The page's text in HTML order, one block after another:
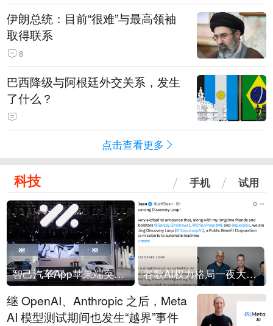
伊朗总统：目前“很难”与最高领袖
取得联系
8
巴西降级与阿根廷外交关系，发生
了什么？
点击查看更多
科技 手机 试用
智己汽车App苹果端突然“下架” 谷歌AI权力格局一夜大洗牌
继 OpenAI、Anthropic 之后，Meta
AI 模型测试期间也发生“越界”事件